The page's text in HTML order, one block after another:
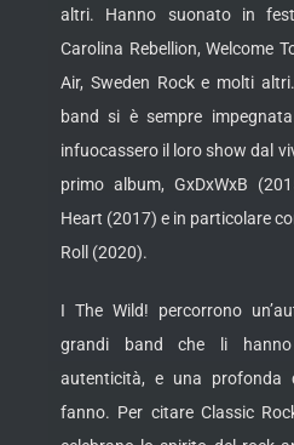
altri. Hanno suonato in
Carolina Rebellion, Welcome
Air, Sweden Rock e molti
band si è sempre
infuocassero il loro show dal
primo album, GxDxWxB
Heart (2017) e in particolare
Roll (2020).
I The Wild! percorrono
grandi band che li
autenticità, e una profonda
fanno. Per citare Classic